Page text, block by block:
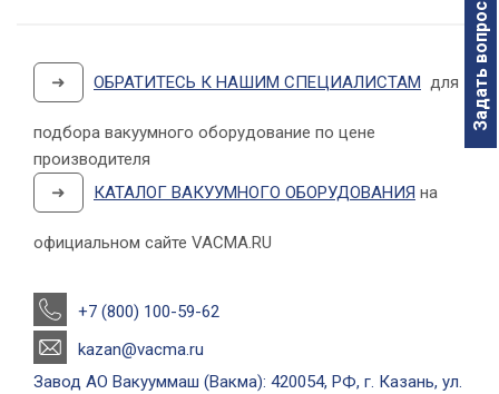
Задать вопрос
➜ ОБРАТИТЕСЬ К НАШИМ СПЕЦИАЛИСТАМ для
подбора вакуумного оборудование по цене
производителя
➜
КАТАЛОГ ВАКУУМНОГО ОБОРУДОВАНИЯ на
официальном сайте VACMA.RU
+7 (800) 100-59-62
kazan@vacma.ru
Завод АО Вакууммаш (Вакма): 420054, РФ, г. Казань, ул.